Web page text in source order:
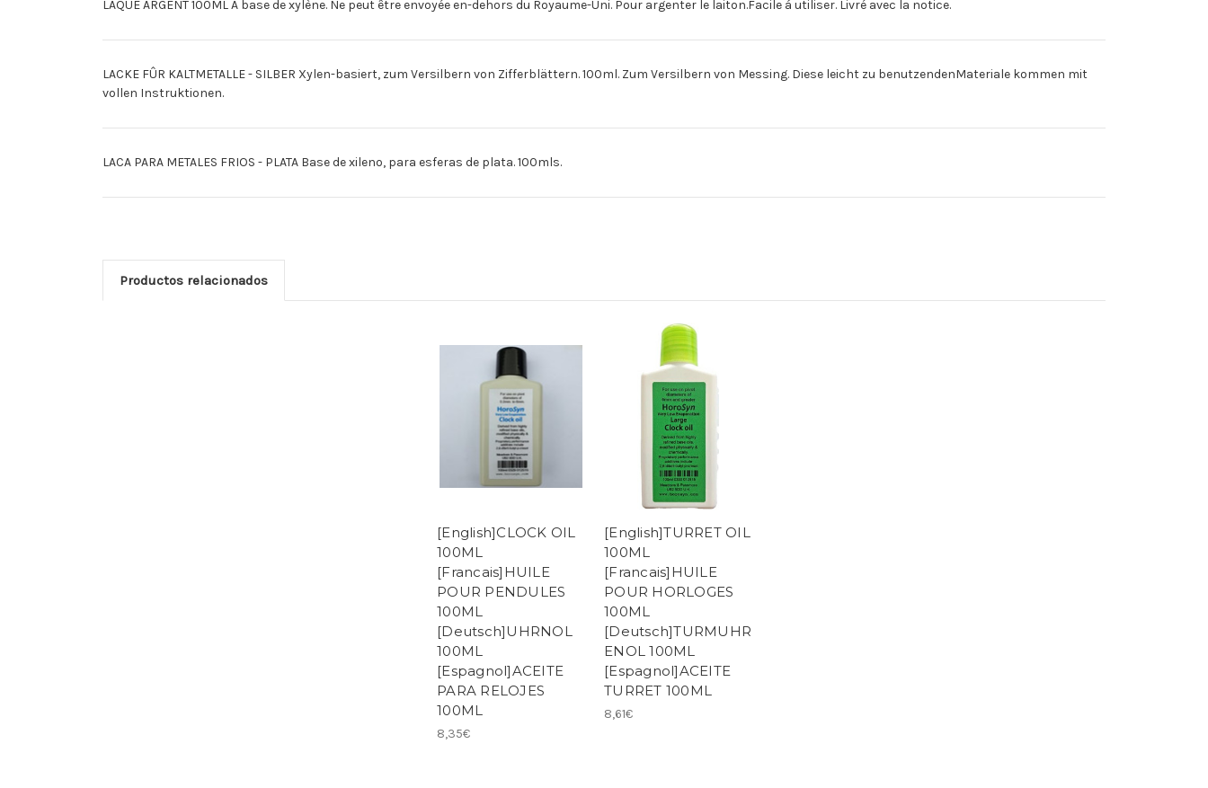
LAQUE ARGENT 100ML A base de xylène. Ne peut être envoyée en-dehors du Royaume-Uni. Pour argenter le laiton.Facile á utiliser. Livré avec la notice.
LACKE FÛR KALTMETALLE - SILBER Xylen-basiert, zum Versilbern von Zifferblättern. 100ml. Zum Versilbern von Messing. Diese leicht zu benutzendenMateriale kommen mit
vollen Instruktionen.
LACA PARA METALES FRIOS - PLATA Base de xileno, para esferas de plata. 100mls.
Productos relacionados
[English]CLOCK OIL
100ML
[Francais]HUILE
POUR PENDULES
100ML
[Deutsch]UHRNOL
100ML
[Espagnol]ACEITE
PARA RELOJES
100ML
8,35€
[English]TURRET OIL
100ML
[Francais]HUILE
POUR HORLOGES
100ML
[Deutsch]TURMUHR
ENOL 100ML
[Espagnol]ACEITE
TURRET 100ML
8,61€